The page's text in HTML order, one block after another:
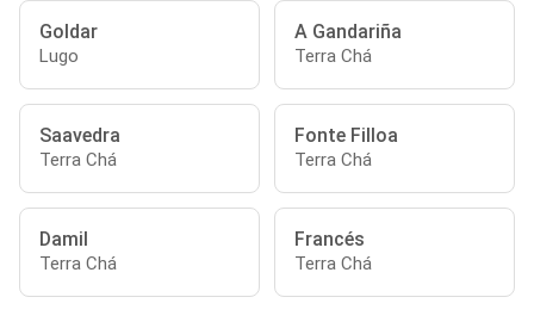
Goldar
Lugo
A Gandariña
Terra Chá
Saavedra
Terra Chá
Fonte Filloa
Terra Chá
Damil
Terra Chá
Francés
Terra Chá